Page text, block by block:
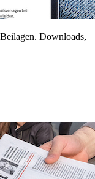
Downloads,